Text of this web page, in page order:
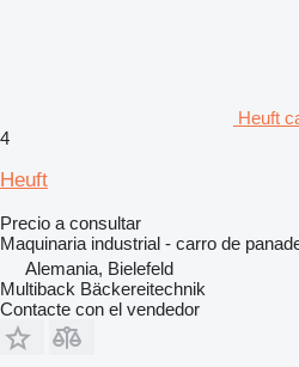
Heuft
4
Heuft
Precio a consultar
Maquinaria industrial - carro de
Alemania, Bielefeld
Multiback Bäckereitechnik
Contacte con el vendedor